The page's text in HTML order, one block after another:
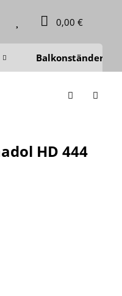
0,00 €
Balkonständer
HD 444